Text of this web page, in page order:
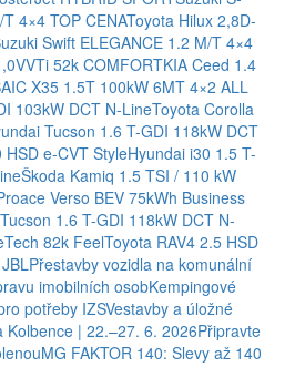
4×4 TOP CENAToyota Hilux 2,8D-
Swift ELEGANCE 1.2 M/T 4×4
52k COMFORTKIA Ceed 1.4
X35 1.5T 100kW 6MT 4×2 ALL
103kW DCT N-LineToyota Corolla
Tucson 1.6 T-GDI 118kW DCT
e-CVT StyleHyundai i30 1.5 T-
Škoda Kamiq 1.5 TSI / 110 kW
Verso BEV 75kWh Business
1.6 T-GDI 118kW DCT N-
82k FeelToyota RAV4 2.5 HSD
Přestavby vozidla na komunální
imobilních osobKempingové
potřeby IZSVestavby a úložné
Kolbence | 22.–27. 6. 2026Připravte
MG FAKTOR 140: Slevy až 140